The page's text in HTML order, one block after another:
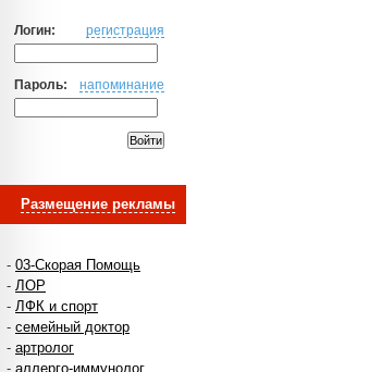
Логин: регистрация
Пароль: напоминание
Размещение рекламы
- 03-Скорая Помощь
- ЛОР
- ЛФК и спорт
- семейный доктор
- артролог
- аллерго-иммунолог